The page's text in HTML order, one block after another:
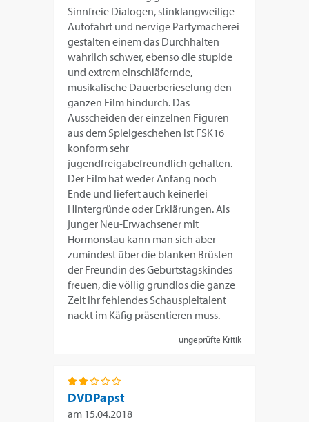
Sinnfreie Dialogen, stinklangweilige
Autofahrt und nervige Partymacherei
gestalten einem das Durchhalten
wahrlich schwer, ebenso die stupide
und extrem einschläfernde,
musikalische Dauerberieselung den
ganzen Film hindurch. Das
Ausscheiden der einzelnen Figuren
aus dem Spielgeschehen ist FSK16
konform sehr
jugendfreigabefreundlich gehalten.
Der Film hat weder Anfang noch
Ende und liefert auch keinerlei
Hintergründe oder Erklärungen. Als
junger Neu-Erwachsener mit
Hormonstau kann man sich aber
zumindest über die blanken Brüsten
der Freundin des Geburtstagskindes
freuen, die völlig grundlos die ganze
Zeit ihr fehlendes Schauspieltalent
nackt im Käfig präsentieren muss.
ungeprüfte Kritik
DVDPapst
am 15.04.2018